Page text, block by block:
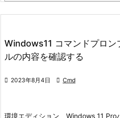
Windows11 コマンドプロン
ルの内容を確認する
 2023年8月4日  Cmd
環境エディション Windows 11 Pro